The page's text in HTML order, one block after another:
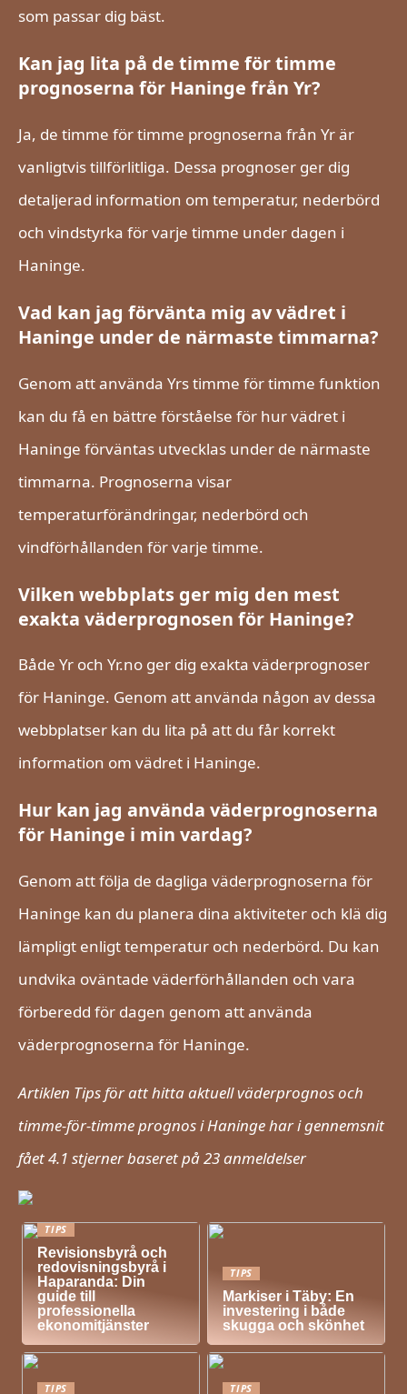
som passar dig bäst.
Kan jag lita på de timme för timme
prognoserna för Haninge från Yr?
Ja, de timme för timme prognoserna från Yr är
vanligtvis tillförlitliga. Dessa prognoser ger dig
detaljerad information om temperatur, nederbörd
och vindstyrka för varje timme under dagen i
Haninge.
Vad kan jag förvänta mig av vädret i
Haninge under de närmaste timmarna?
Genom att använda Yrs timme för timme funktion
kan du få en bättre förståelse för hur vädret i
Haninge förväntas utvecklas under de närmaste
timmarna. Prognoserna visar
temperaturförändringar, nederbörd och
vindförhållanden för varje timme.
Vilken webbplats ger mig den mest
exakta väderprognosen för Haninge?
Både Yr och Yr.no ger dig exakta väderprognoser
för Haninge. Genom att använda någon av dessa
webbplatser kan du lita på att du får korrekt
information om vädret i Haninge.
Hur kan jag använda väderprognoserna
för Haninge i min vardag?
Genom att följa de dagliga väderprognoserna för
Haninge kan du planera dina aktiviteter och klä dig
lämpligt enligt temperatur och nederbörd. Du kan
undvika oväntade väderförhållanden och vara
förberedd för dagen genom att använda
väderprognoserna för Haninge.
Artiklen Tips för att hitta aktuell väderprognos och
timme-för-timme prognos i Haninge har i gennemsnit
fået4.1 stjerner baseret på23anmeldelser
TIPS
Revisionsbyrå och
redovisningsbyrå i
Haparanda: Din
guide till
professionella
ekonomitjänster
TIPS
Markiser i Täby: En
investering i både
skugga och skönhet
TIPS TIPS